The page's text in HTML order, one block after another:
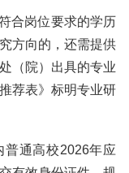
合岗位要求的学历
方向的，还需提供
（院）出具的专业
荐表》标明专业研
通高校2026年应